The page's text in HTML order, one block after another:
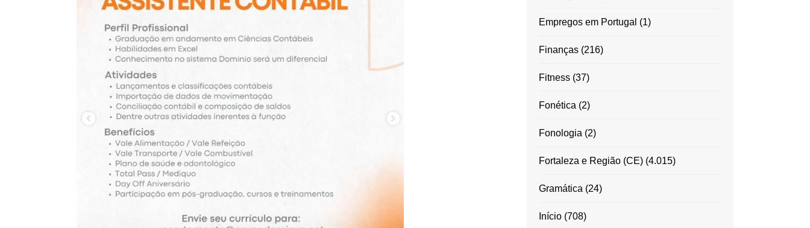
Empregos em Portugal (1)
Finanças(216)
Fitness(37)
Fonética (2)
Fonologia (2)
Fortaleza e Região (CE)(4.015)
Gramática (24)
Início(708)